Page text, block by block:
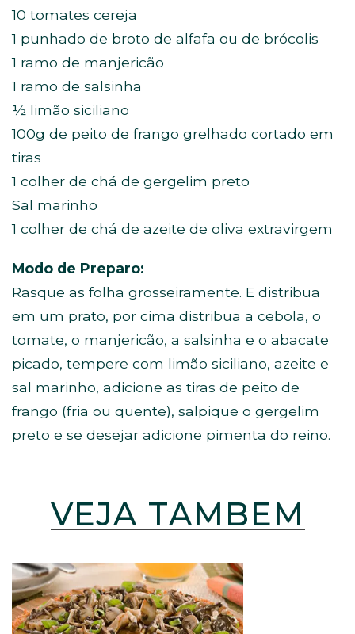
10 tomates cereja
1 punhado de broto de alfafa ou de brócolis
1 ramo de manjericão
1 ramo de salsinha
½ limão siciliano
100g de peito de frango grelhado cortado em
tiras
1 colher de chá de gergelim preto
Sal marinho
1 colher de chá de azeite de oliva extravirgem
Modo de Preparo:
Rasque as folha grosseiramente. E distribua
em um prato, por cima distribua a cebola, o
tomate, o manjericão, a salsinha e o abacate
picado, tempere com limão siciliano, azeite e
sal marinho, adicione as tiras de peito de
frango (fria ou quente), salpique o gergelim
preto e se desejar adicione pimenta do reino.
VEJA TAMBÉM